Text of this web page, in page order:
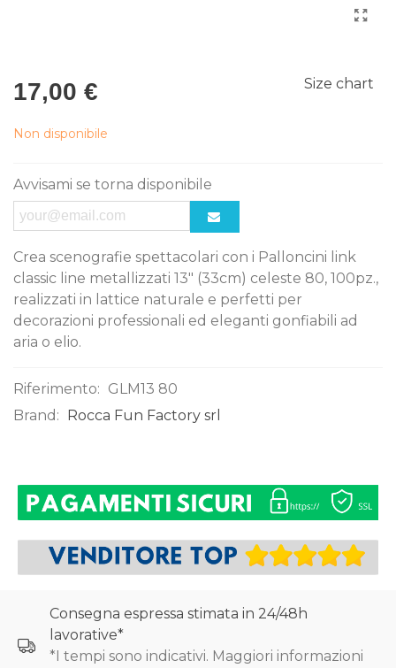
17,00 € Size chart
Non disponibile
Avvisami se torna disponibile
Crea scenografie spettacolari con i Palloncini link
classic line metallizzati 13" (33cm) celeste 80, 100pz.,
realizzati in lattice naturale e perfetti per
decorazioni professionali ed eleganti gonfiabili ad
aria o elio.
Riferimento: GLM13 80
Brand: Rocca Fun Factory srl
Consegna espressa stimata in 24/48h
lavorative*
*I tempi sono indicativi. Maggiori informazioni